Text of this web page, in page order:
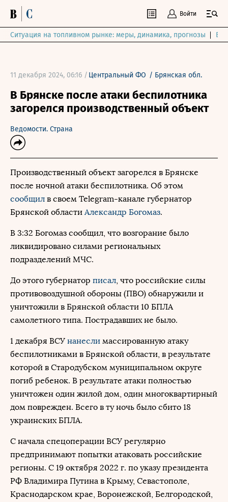
Войти
Ситуация на топливном рынке: меры, динамика, прогнозы
11 декабря 2024, 06:16 / Центральный ФО / Брянская обл.
В Брянске после атаки беспилотника
загорелся производственный объект
Ведомости. Страна
Производственный объект загорелся в Брянске
после ночной атаки беспилотника. Об этом
сообщил в своем Telegram-канале губернатор
Брянской области Александр Богомаз.
В 3:32 Богомаз сообщил, что возгорание было
ликвидировано силами региональных
подразделений МЧС.
До этого губернатор писал, что российские силы
противовоздушной обороны (ПВО) обнаружили и
уничтожили в Брянской области 10 БПЛА
самолетного типа. Пострадавших не было.
1 декабря ВСУ нанесли массированную атаку
беспилотниками в Брянской области, в результате
которой в Стародубском муниципальном округе
погиб ребенок. В результате атаки полностью
уничтожен один жилой дом, один многоквартирный
дом поврежден. Всего в ту ночь было сбито 18
украинских БПЛА.
С начала спецоперации ВСУ регулярно
предпринимают попытки атаковать российские
регионы. С 19 октября 2022 г. по указу президента
РФ Владимира Путина в Крыму, Севастополе,
Краснодарском крае, Воронежской, Белгородской,